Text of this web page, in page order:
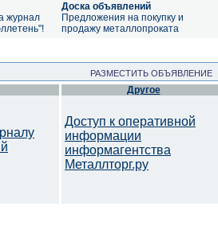
журнал
Доска объявлений
Предложения на покупку и
продажу металлопроката
РАЗМЕСТИТЬ ОБЪЯВЛЕНИЕ
Другое
Доступ к оперативной
информации
информагентства
Металлторг.ру